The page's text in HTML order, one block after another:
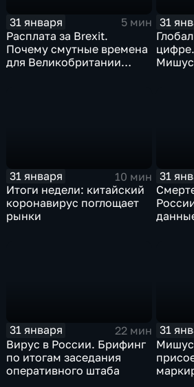
31 января
5 мин
Расплата за Brexit.
Почему смутные времена
для Великобритании
31
31 января
10 мин
Итоги недели: китайский
коронавирус поглощает
рынки
31
31 января
22 мин
Вирус в России. Брифинг
по итогам заседания
оперативного штаба
31